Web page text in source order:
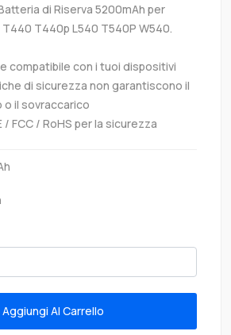
di Riserva 5200mAh per
T440p L540 T540P W540.
compatibile con i tuoi dispositivi
di sicurezza non garantiscono il
il sovraccarico
FCC / RoHS per la sicurezza
Aggiungi Al Carrello